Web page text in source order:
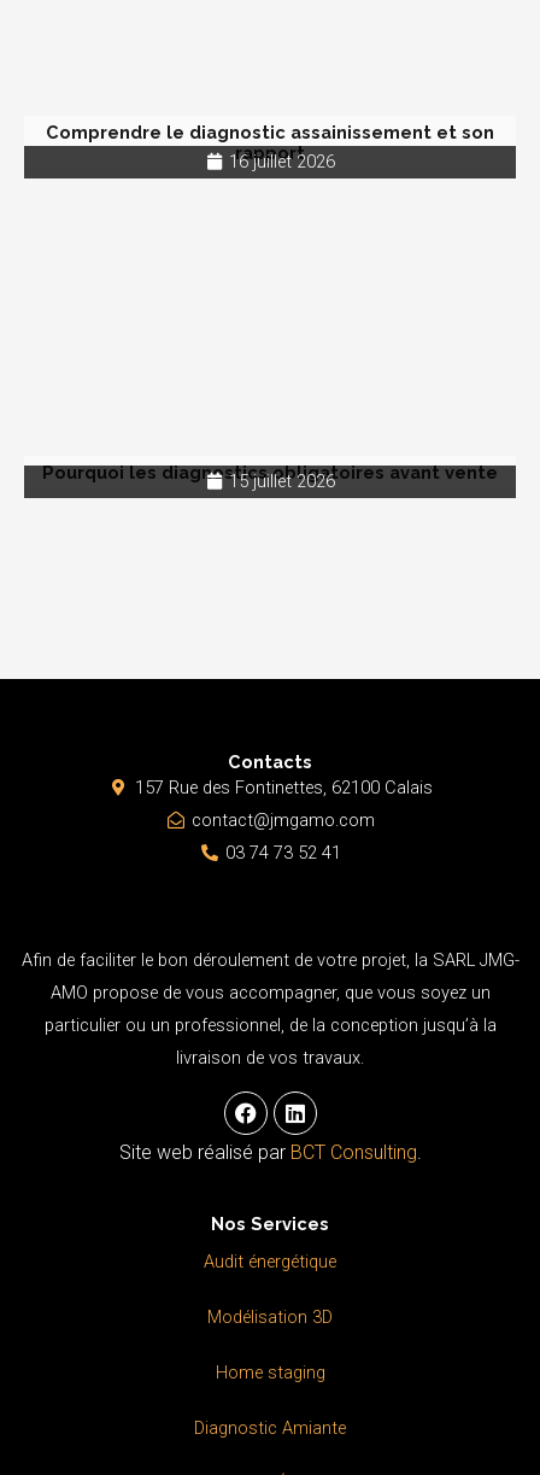
Comprendre le diagnostic assainissement et son
rapport
16 juillet 2026
Pourquoi les diagnostics obligatoires avant vente
15 juillet 2026
Contacts
157 Rue des Fontinettes, 62100 Calais
contact@jmgamo.com
03 74 73 52 41
Afin de faciliter le bon déroulement de votre projet, la SARL JMG-
AMO propose de vous accompagner, que vous soyez un
particulier ou un professionnel, de la conception jusqu’à la
livraison de vos travaux.
F
a
c
e
o
k
L
i
n
k
i
n
Site web réalisé par BCT Consulting.
Nos Services
Audit énergétique
Modélisation 3D
Home staging
Diagnostic Amiante